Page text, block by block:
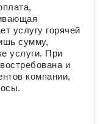
услугу горячей
сумму,
услуги. При
и
компании,